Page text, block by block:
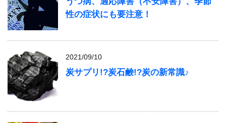
性の症状にも要注意！
2021/09/10
炭サプリ!?炭石鹸!?炭の新常識♪